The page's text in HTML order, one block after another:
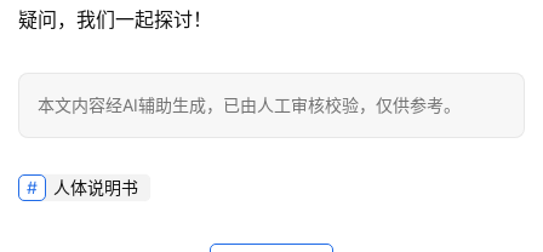
疑问，我们一起探讨！
本文内容经AI辅助生成，已由人工审核校验，仅供参考。
人体说明书